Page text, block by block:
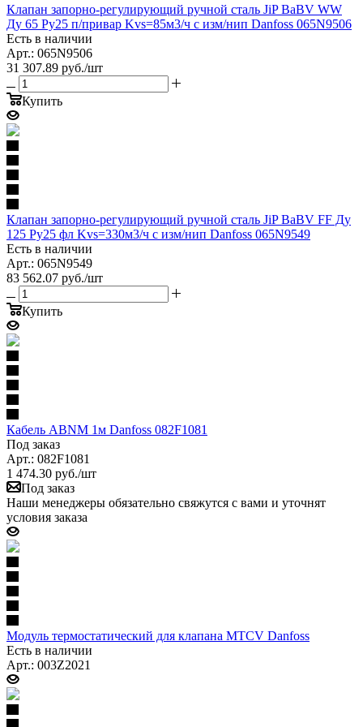
Клапан запорно-регулирующий ручной сталь JiP BaBV WW
Ду 65 Ру25 п/привар Kvs=85м3/ч с изм/нип Danfoss 065N9506
Есть в наличии
Арт.: 065N9506
31 307.89 руб./шт
Купить
Клапан запорно-регулирующий ручной сталь JiP BaBV FF Ду
125 Ру25 фл Kvs=330м3/ч с изм/нип Danfoss 065N9549
Есть в наличии
Арт.: 065N9549
83 562.07 руб./шт
Купить
Кабель ABNM 1м Danfoss 082F1081
Под заказ
Арт.: 082F1081
1 474.30 руб./шт
Под заказ
Наши менеджеры обязательно свяжутся с вами и уточнят
условия заказа
Модуль термостатический для клапана MTCV Danfoss
Есть в наличии
Арт.: 003Z2021